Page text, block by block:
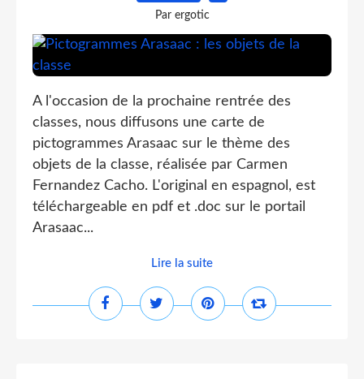
Par ergotic
A l'occasion de la prochaine rentrée des
classes, nous diffusons une carte de
pictogrammes Arasaac sur le thème des
objets de la classe, réalisée par Carmen
Fernandez Cacho. L'original en espagnol, est
téléchargeable en pdf et .doc sur le portail
Arasaac...
Lire la suite